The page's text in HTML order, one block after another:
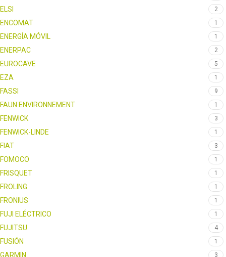
ELSI 2
ENCOMAT 1
ENERGÍA MÓVIL 1
ENERPAC 2
EUROCAVE 5
EZA 1
FASSI 9
FAUN ENVIRONNEMENT 1
FENWICK 3
FENWICK-LINDE 1
FIAT 3
FOMOCO 1
FRISQUET 1
FROLING 1
FRONIUS 1
FUJI ELÉCTRICO 1
FUJITSU 4
FUSIÓN 1
GARMIN 3